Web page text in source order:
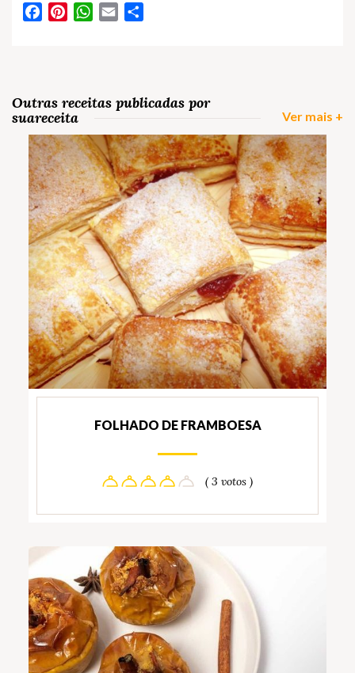
FacebookPinterestWhatsApp
Email
Outras receitas publicadas por
suareceita
Ver mais +
FOLHADO DE FRAMBOESA
( 3 votos )